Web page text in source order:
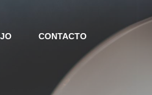
CONTACTO